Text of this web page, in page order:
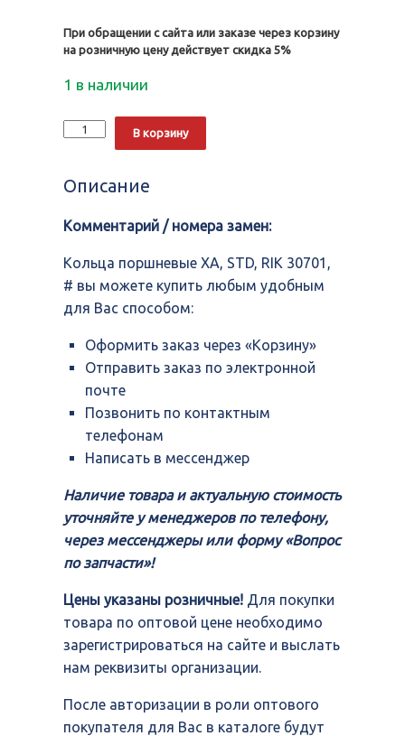
При обращении с сайта или заказе через корзину
на розничную цену действует скидка 5%
1 в наличии
Количество
Кольца
STD,
30701,
В корзину
Описание
Комментарий / номера замен:
Кольца поршневые XA, STD, RIK 30701,
# вы можете купить любым удобным
для Вас способом:
Оформить заказ через «Корзину»
Отправить заказ по электронной
почте
Позвонить по контактным
телефонам
Написать в мессенджер
Наличие товара и актуальную стоимость
уточняйте у менеджеров по телефону,
через мессенджеры или форму «Вопрос
по запчасти»!
Цены указаны розничные! Для покупки
товара по оптовой цене необходимо
зарегистрироваться на сайте и выслать
нам реквизиты организации.
После авторизации в роли оптового
покупателя для Вас в каталоге будут